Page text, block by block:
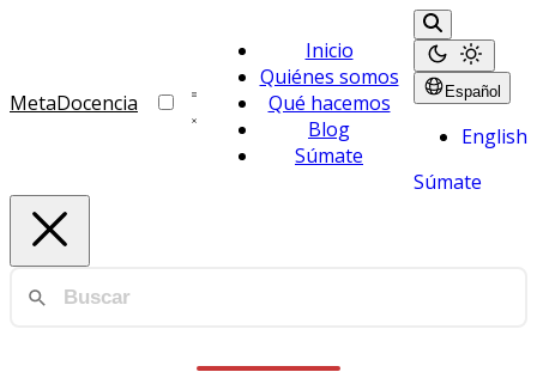
MetaDocencia
Inicio
Quiénes somos
Qué hacemos
Blog
Súmate
Español
English
Súmate